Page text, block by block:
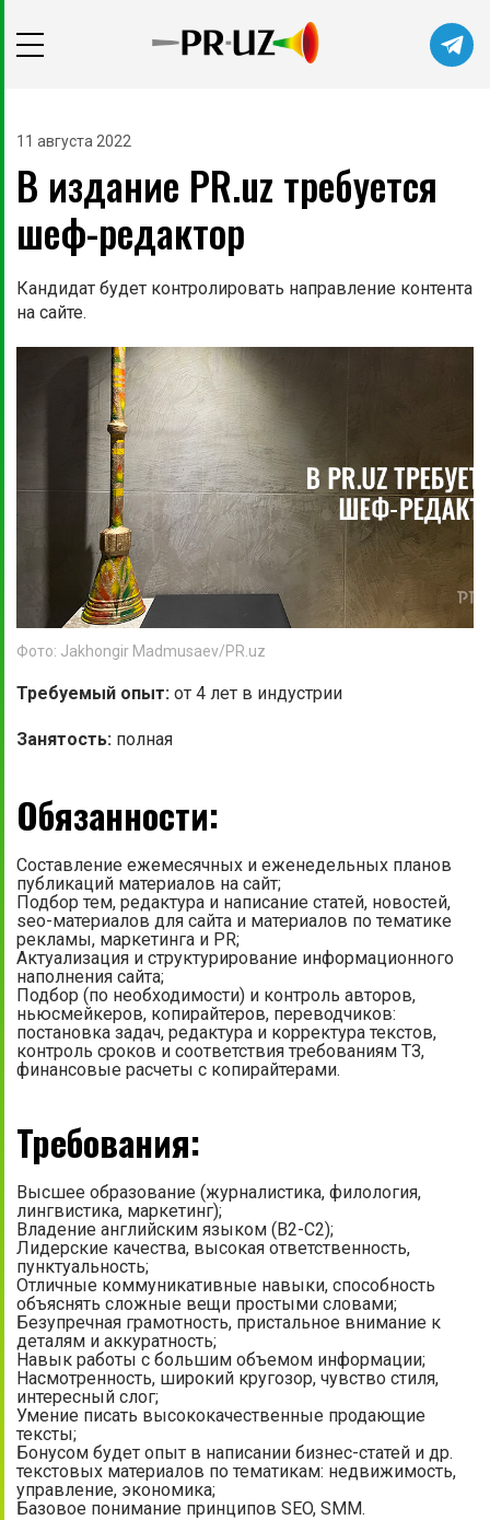
11 августа 2022
В издание PR.uz требуется
шеф-редактор
Кандидат будет контролировать направление контента
на сайте.
Фото: Jakhongir Madmusaev/PR.uz
Требуемый опыт: от 4 лет в индустрии
Занятость: полная
Обязанности:
Составление ежемесячных и еженедельных планов
публикаций материалов на сайт;
Подбор тем, редактура и написание статей, новостей,
seo-материалов для сайта и материалов по тематике
рекламы, маркетинга и PR;
Актуализация и структурирование информационного
наполнения сайта;
Подбор (по необходимости) и контроль авторов,
ньюсмейкеров, копирайтеров, переводчиков:
постановка задач, редактура и корректура текстов,
контроль сроков и соответствия требованиям ТЗ,
финансовые расчеты с копирайтерами.
Требования:
Высшее образование (журналистика, филология,
лингвистика, маркетинг);
Владение английским языком (В2-С2);
Лидерские качества, высокая ответственность,
пунктуальность;
Отличные коммуникативные навыки, способность
объяснять сложные вещи простыми словами;
Безупречная грамотность, пристальное внимание к
деталям и аккуратность;
Навык работы с большим объемом информации;
Насмотренность, широкий кругозор, чувство стиля,
интересный слог;
Умение писать высококачественные продающие
тексты;
Бонусом будет опыт в написании бизнес-статей и др.
текстовых материалов по тематикам: недвижимость,
управление, экономика;
Базовое понимание принципов SEO, SMM.